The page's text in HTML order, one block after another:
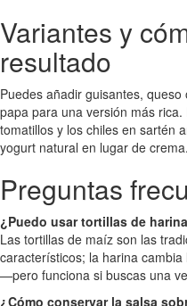
Variantes y
resultado
Puedes añadir guisantes,
papa para una versión más
tomatillos y los chiles en sartén
yogurt natural en lugar de crema.
Preguntas
¿Puedo usar tortillas de
Las tortillas de maíz son las
característicos; la harina
—pero funciona si buscas una
¿Cómo conservar la salsa